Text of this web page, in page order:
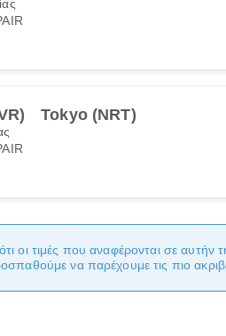
Tokyo (NRT)
οι τιμές που αναφέρονται σε αυτήν
να παρέχουμε τις πιο